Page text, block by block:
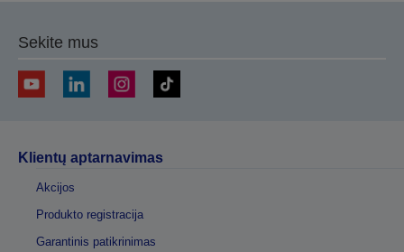
Sekite mus
Klientų aptarnavimas
Akcijos
Produkto registracija
Garantinis patikrinimas